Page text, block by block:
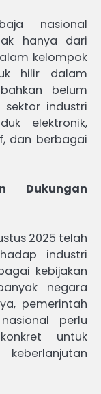
nasional
hanya dari
kelompok
hilir dalam
belum
industri
elektronik,
dan berbagai
Dukungan
2025 telah
industri
kebijakan
negara
pemerintah
perlu
untuk